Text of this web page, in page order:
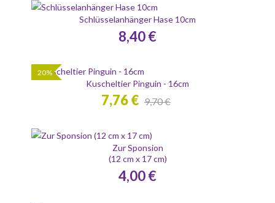
Schlüsselanhänger Hase 10cm
8,40 €
20%
Kuscheltier Pinguin - 16cm
7,76 € 9,70 €
Zur Sponsion
(12 cm x 17 cm)
4,00 €